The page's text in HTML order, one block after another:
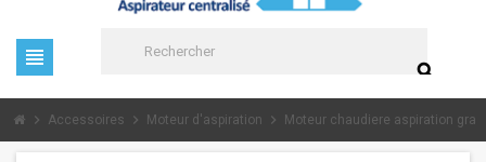
view_headline
search
chevron_right Accessoires chevron_right Moteur d'aspiration chevron_right Moteur chaudiere aspiration